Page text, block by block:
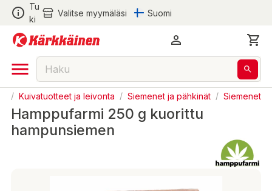
Tu
ki
Valitse myymäläsi Suomi
/ Kuivatuotteet ja leivonta / Siemenet ja pähkinät / Siemenet
Hamppufarmi 250 g kuorittu
hampunsiemen